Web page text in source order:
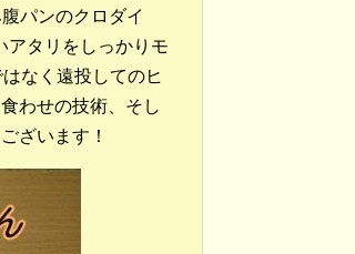
パンのクロダイ
アタリをしっかりモ
なく遠投してのヒ
わせの技術、そし
ざいます！